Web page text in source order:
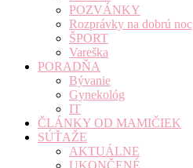
POZVÁNKY
Rozprávky na dobrú noc
ŠPORT
Vareška
PORADŇA
Bývanie
Gynekológ
IT
ČLÁNKY OD MAMIČIEK
SÚŤAŽE
AKTUÁLNE
UKONČENÉ